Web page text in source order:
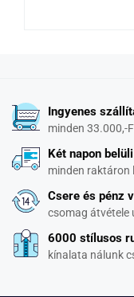
Ingyenes
minden 33.000,-
Két napon
minden raktáron
Csere és pénz
csomag átvétele
6000 stílusos
kínalata nálunk